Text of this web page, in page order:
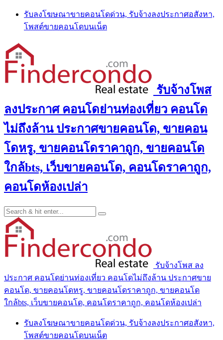
Skip
content
รับลงโฆษณาขายคอนโดด่วน, รับจ้างลงประกาศอสังหา,
โพสต์ขายคอนโดบนเน็ต
รับจ้างโพส
ลงประกาศ คอนโดย่านท่องเที่ยว คอนโด
ไม่ถึงล้าน ประกาศขายคอนโด, ขายคอน
โดหรู, ขายคอนโดราคาถูก, ขายคอนโด
ใกล้bts, เว็บขายคอนโด, คอนโดราคาถูก,
คอนโดห้องเปล่า
รับจ้างโพส ลง
ประกาศ คอนโดย่านท่องเที่ยว คอนโดไม่ถึงล้าน ประกาศขาย
คอนโด, ขายคอนโดหรู, ขายคอนโดราคาถูก, ขายคอนโด
ใกล้bts, เว็บขายคอนโด, คอนโดราคาถูก, คอนโดห้องเปล่า
รับลงโฆษณาขายคอนโดด่วน, รับจ้างลงประกาศอสังหา,
โพสต์ขายคอนโดบนเน็ต